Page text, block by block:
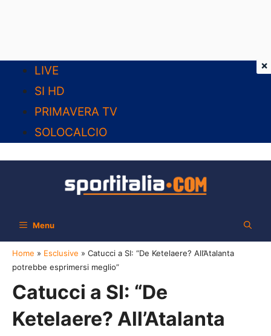
contenuto
LIVE
SI HD
PRIMAVERA TV
SOLOCALCIO
Menu
Home » Esclusive » Catucci a SI: “De Ketelaere? All’Atalanta
potrebbe esprimersi meglio”
Catucci a SI: “De
Ketelaere? All’Atalanta
×